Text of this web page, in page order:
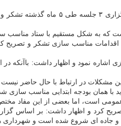
که به شکل مستقیم با ستاد مناسب
مناسب سازی تشکر و تصریح
نمود و اظهار داشت: باآنکه
مشکلات در ارتباط با حال حاضر
با همان بودجه ابتدایی مناسب سازی
عمومی است، اما بعضی از این
تصریح کرد و اظهار داشت: بر
و جاده ای شروع شده است و شهرداری